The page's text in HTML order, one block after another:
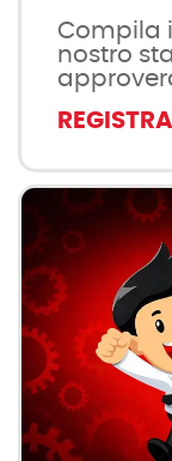
Compila
nostro